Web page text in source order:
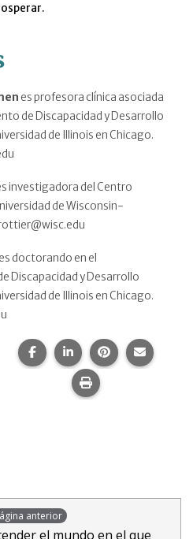
es profesora clínica asociada
de Discapacidad y Desarrollo
de Illinois en Chicago.
investigadora del Centro
de Wisconsin-
es doctorando en el
Discapacidad y Desarrollo
de Illinois en Chicago.
Compartir esta página en
Compartir esta
Compartir
Imprime esta
anterior
el mundo en el que